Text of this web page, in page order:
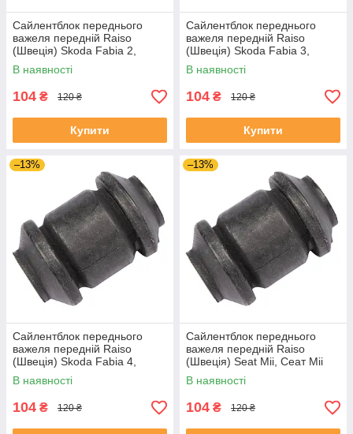
Сайлентблок переднього
важеля передній Raiso
(Швеція) Skoda Fabia 2,
Шкода Фабія 2 06-14 #RL-
1J0182V UADIKZU4
В наявності
104 ₴ 120 ₴
Купити
Сайлентблок переднього
важеля передній Raiso
(Швеція) Skoda Fabia 3,
Шкода Фабія 3 14-21 #RL-
1J0182V UATXDAZ4
В наявності
104 ₴ 120 ₴
Купити
–13%
Сайлентблок переднього
важеля передній Raiso
(Швеція) Skoda Fabia 4,
Шкода Фабія 4 21- #RL-
1J0182V UAJJVOC4
В наявності
104 ₴ 120 ₴
–13%
Сайлентблок переднього
важеля передній Raiso
(Швеція) Seat Mii, Сеат Міі
11-19 #RL-1J0182V
UAAVQUI4
В наявності
104 ₴ 120 ₴